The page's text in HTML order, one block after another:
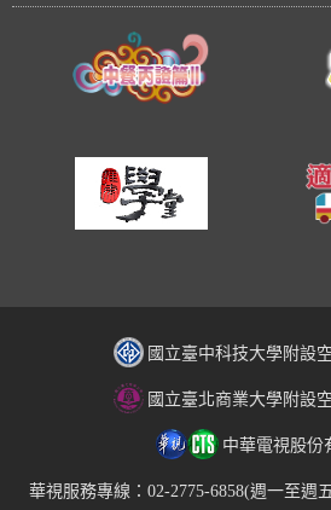
國立臺中科技大學附設
國立臺北商業大學附設
中華電視股份
華視服務專線：02-2775-6858(週一至週